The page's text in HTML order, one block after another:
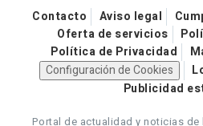
Contacto Aviso legal
Oferta de servicios
Política de Privacidad
Configuración de Cookies
Publicidad
Portal de actualidad y noticias de